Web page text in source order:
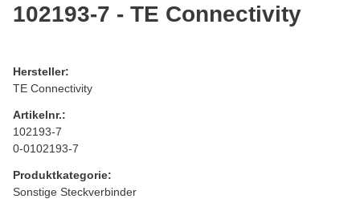
102193-7 - TE Connectivity
Hersteller:
TE Connectivity
Artikelnr.:
102193-7
0-0102193-7
Produktkategorie:
Sonstige Steckverbinder